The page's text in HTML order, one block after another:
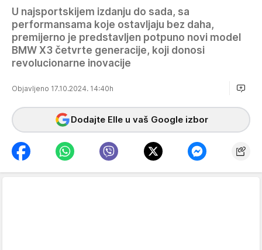
U najsportskijem izdanju do sada, sa
performansama koje ostavljaju bez daha,
premijerno je predstavljen potpuno novi model
BMW X3 četvrte generacije, koji donosi
revolucionarne inovacije
Objavljeno 17.10.2024. 14:40h
Dodajte Elle u vaš Google izbor